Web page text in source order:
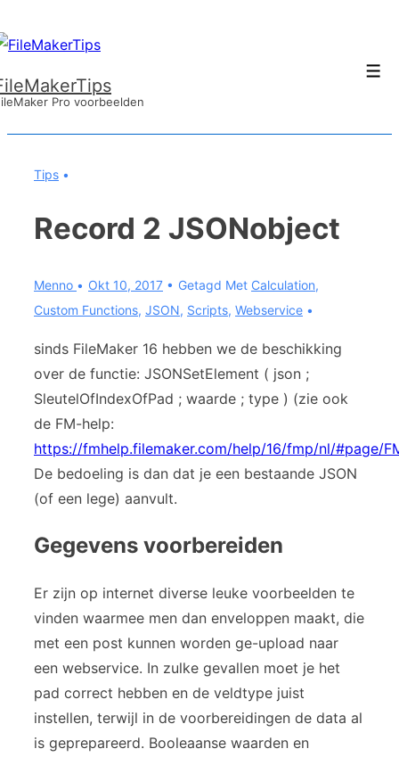
Doorgaan
hoofdinhoudPro voorbeelden
Tips
Record 2 JSONobject
Menno Okt 10, 2017 Getagd Met Calculation,
Custom Functions, JSON, Scripts, Webservice
sinds FileMaker 16 hebben we de beschikking
over de functie: JSONSetElement ( json ;
SleutelOfIndexOfPad ; waarde ; type ) (zie ook
de FM-help:
https://fmhelp.filemaker.com/help/16/fmp/nl/#page/
De bedoeling is dan dat je een bestaande JSON
(of een lege) aanvult.
Gegevens voorbereiden
Er zijn op internet diverse leuke voorbeelden te
vinden waarmee men dan enveloppen maakt, die
met een post kunnen worden ge-upload naar
een webservice. In zulke gevallen moet je het
pad correct hebben en de veldtype juist
instellen, terwijl in de voorbereidingen de data al
is geprepareerd. Booleaanse waarden en